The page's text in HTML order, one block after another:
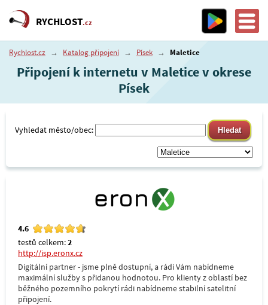
RYCHLOST.cz
Rychlost.cz → Katalog připojení → Písek → Maletice
Připojení k internetu v Maletice v okrese
Písek
Vyhledat město/obec:
4.6
testů celkem:2
http://isp.eronx.cz
Digitální partner - jsme plně dostupní, a rádi Vám nabídneme
maximální služby s přidanou hodnotou. Pro klienty z oblastí bez
běžného pozemního pokrytí rádi nabídneme stabilní satelitní
připojení.